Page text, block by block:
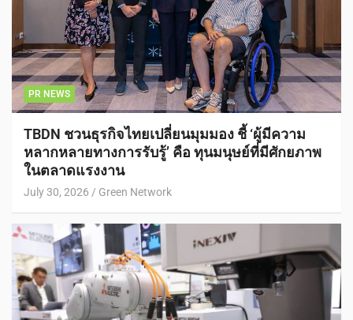
PR NEWS
TBDN ชวนธุรกิจไทยเปลี่ยนมุมมอง ชี้ ‘ผู้มีความ
หลากหลายทางการรับรู้’ คือ ทุนมนุษย์ที่มีศักยภาพ
ในตลาดแรงงาน
July 30, 2026 Green Network